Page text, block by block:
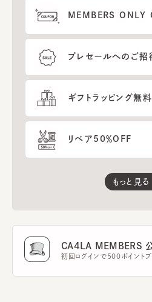
MEMBERS ONLY
プレセールへのご招
ギフトラッピング無料
リペア50％OFF
もっと見る
CA4LA MEMBERS
初回ログインで500ポイントプ